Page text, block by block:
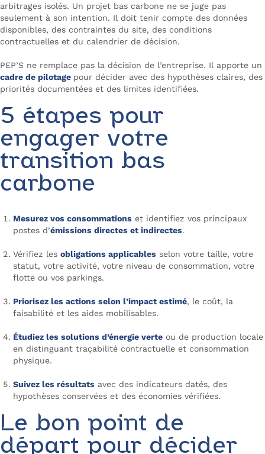
arbitrages isolés. Un projet bas carbone ne se juge pas
seulement à son intention. Il doit tenir compte des données
disponibles, des contraintes du site, des conditions
contractuelles et du calendrier de décision.
PEP’S ne remplace pas la décision de l’entreprise. Il apporte un
cadre de pilotage pour décider avec des hypothèses claires, des
priorités documentées et des limites identifiées.
5 étapes pour
engager votre
transition bas
carbone
Mesurez vos consommations et identifiez vos principaux
postes d’émissions directes et indirectes.
Vérifiez les obligations applicables selon votre taille, votre
statut, votre activité, votre niveau de consommation, votre
flotte ou vos parkings.
Priorisez les actions selon l’impact estimé, le coût, la
faisabilité et les aides mobilisables.
Étudiez les solutions d’énergie verte ou de production locale
en distinguant traçabilité contractuelle et consommation
physique.
Suivez les résultats avec des indicateurs datés, des
hypothèses conservées et des économies vérifiées.
Le bon point de
départ pour décider